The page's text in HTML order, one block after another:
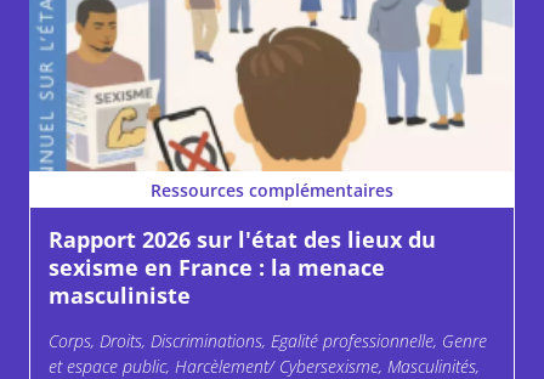
Ressources complémentaires
Rapport 2026 sur l'état des lieux du
sexisme en France : la menace
masculiniste
Corps, Droits, Discriminations, Egalité professionnelle, Genre
et espace public, Harcèlement/ Cybersexisme, Masculinités,